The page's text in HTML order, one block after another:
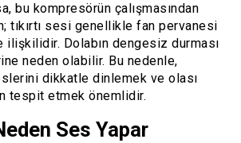
bu kompresörün çalışmasından
tıkırtı sesi genellikle fan pervanesi
Dolabın dengesiz durması
neden olabilir. Bu nedenle,
dikkatle dinlemek ve olası
tespit etmek önemlidir.
Ses Yapar